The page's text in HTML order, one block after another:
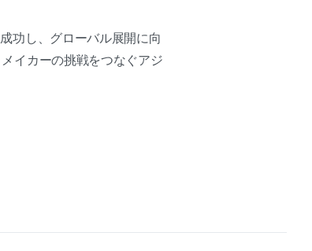
功し、グローバル展開に向
イカーの挑戦をつなぐアジ